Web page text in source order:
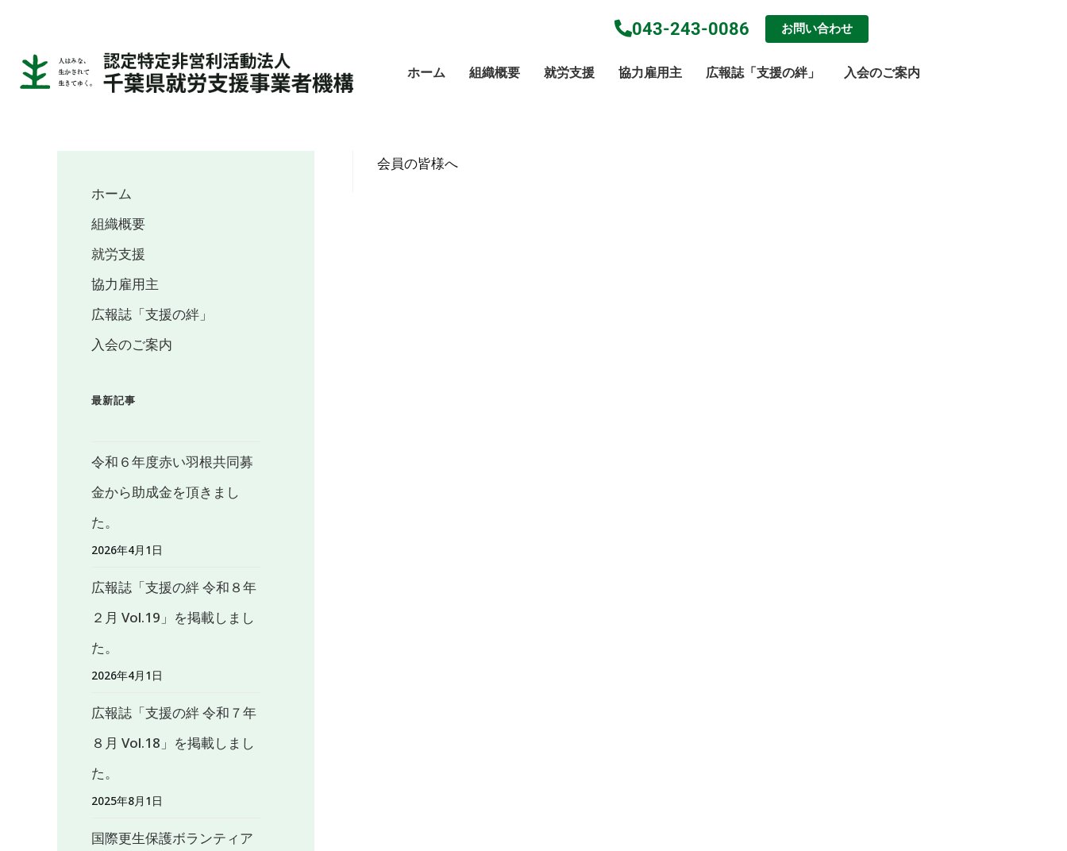
043-243-0086 お問い合わせ
ホーム 組織概要 就労支援 協力雇用主 広報誌「支援の絆」 入会のご案内
会員の皆様へ
ホーム
組織概要
就労支援
協力雇用主
広報誌「支援の絆」
入会のご案内
最新記事
令和６年度赤い羽根共同募
金から助成金を頂きまし
た。
2026年4月1日
広報誌「支援の絆 令和８年
２月 Vol.19」を掲載しまし
た。
2026年4月1日
広報誌「支援の絆 令和７年
８月 Vol.18」を掲載しまし
た。
2025年8月1日
国際更生保護ボランティア